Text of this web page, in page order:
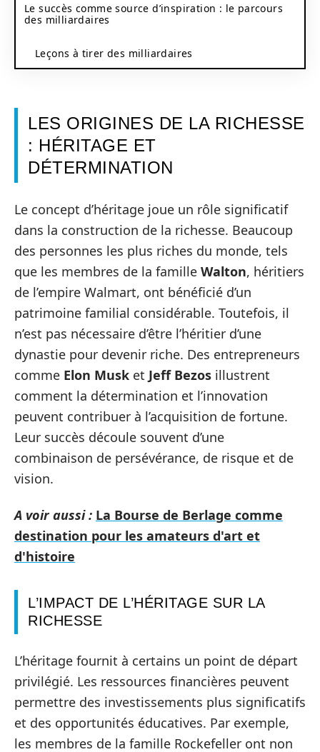
Le succès comme source d’inspiration : le parcours
des milliardaires
Leçons à tirer des milliardaires
LES ORIGINES DE LA RICHESSE
: HÉRITAGE ET
DÉTERMINATION
Le concept d’héritage joue un rôle significatif
dans la construction de la richesse. Beaucoup
des personnes les plus riches du monde, tels
que les membres de la famille Walton, héritiers
de l’empire Walmart, ont bénéficié d’un
patrimoine familial considérable. Toutefois, il
n’est pas nécessaire d’être l’héritier d’une
dynastie pour devenir riche. Des entrepreneurs
comme Elon Musk et Jeff Bezos illustrent
comment la détermination et l’innovation
peuvent contribuer à l’acquisition de fortune.
Leur succès découle souvent d’une
combinaison de persévérance, de risque et de
vision.
A voir aussi : La Bourse de Berlage comme
destination pour les amateurs d'art et
d'histoire
L’IMPACT DE L’HÉRITAGE SUR LA
RICHESSE
L’héritage fournit à certains un point de départ
privilégié. Les ressources financières peuvent
permettre des investissements plus significatifs
et des opportunités éducatives. Par exemple,
les membres de la famille Rockefeller ont non